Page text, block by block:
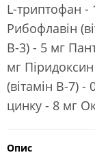
L-триптофан -
Рибофлавін
В-3) - 5 мг
мг
(вітамін В-7) -
цинку - 8 мг
Опис